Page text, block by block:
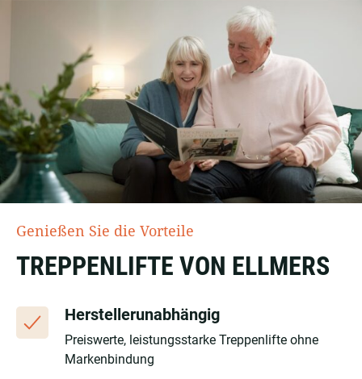
Genießen Sie die Vorteile
TREPPENLIFTE VON ELLMERS
Herstellerunabhängig
Preiswerte, leistungsstarke Treppenlifte ohne
Markenbindung